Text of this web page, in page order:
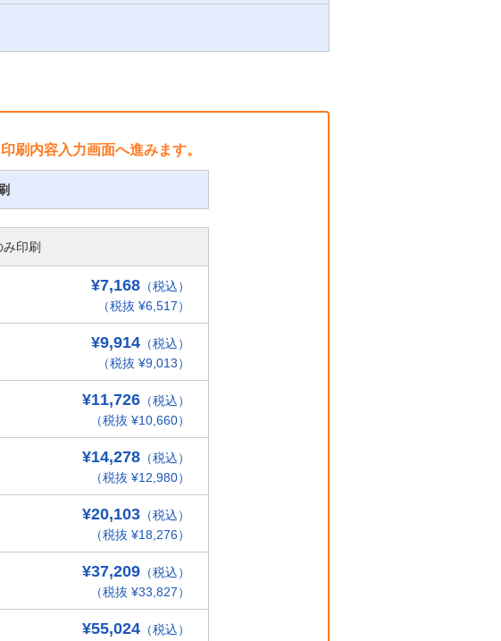
刷内容入力画面へ進みます。
印刷
¥7,168 （税込）
（税抜 ¥6,517）
¥9,914 （税込）
（税抜 ¥9,013）
¥11,726 （税込）
（税抜 ¥10,660）
¥14,278 （税込）
（税抜 ¥12,980）
¥20,103 （税込）
（税抜 ¥18,276）
¥37,209 （税込）
（税抜 ¥33,827）
¥55,024 （税込）